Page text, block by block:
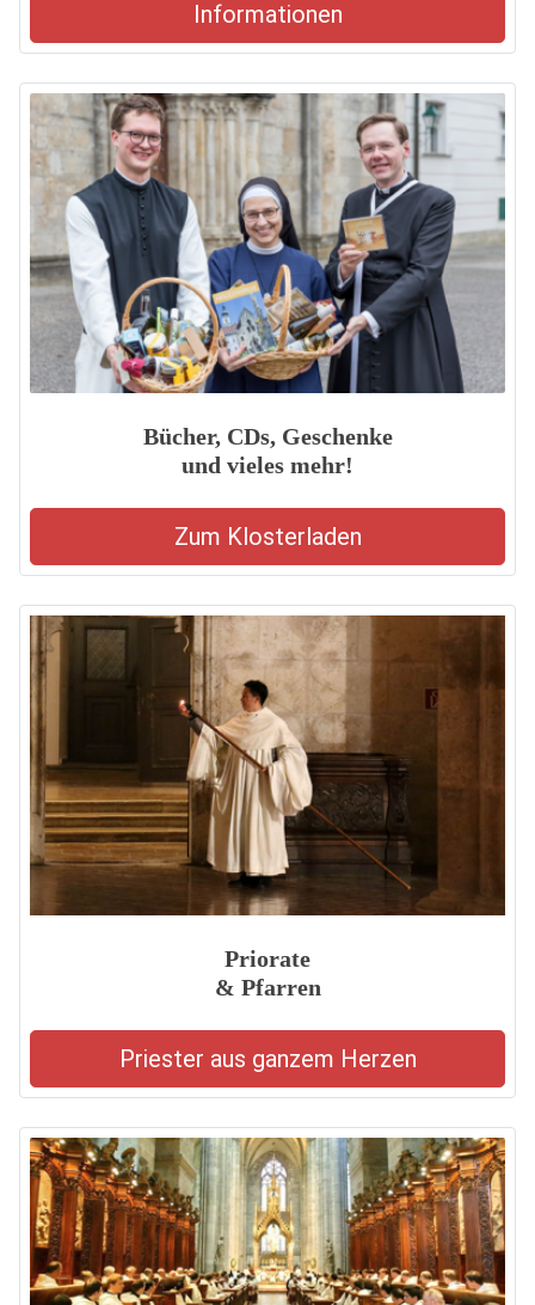
Informationen
Bücher, CDs, Geschenke
und vieles mehr!
Zum Klosterladen
Priorate
& Pfarren
Priester aus ganzem Herzen